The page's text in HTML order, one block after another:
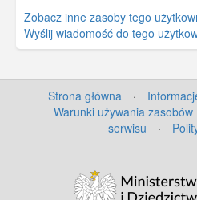
Zobacz inne zasoby tego
Wyślij wiadomość do tego
Strona główna ·
Warunki używania zasobów
serwisu
·